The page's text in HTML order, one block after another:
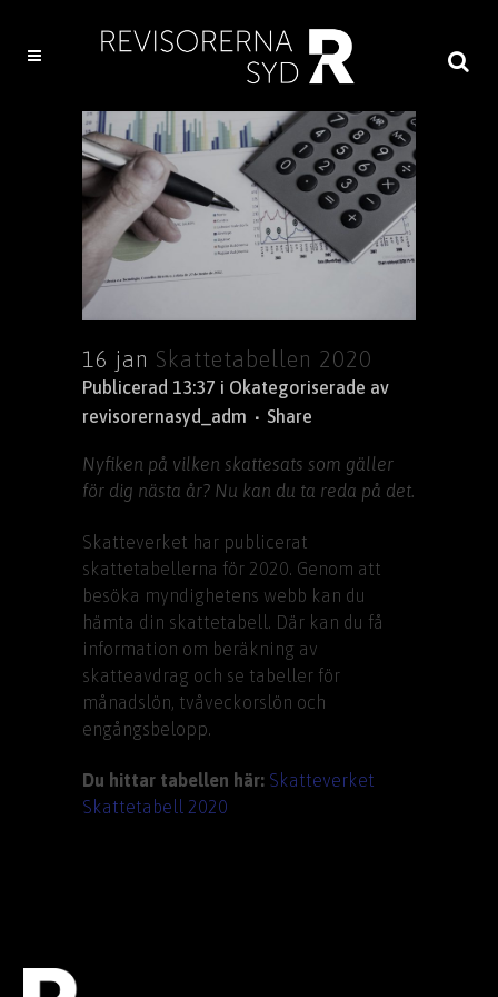
16 jan Skattetabellen 2020
Publicerad 13:37 i Okategoriserade av
revisorernasyd_adm
Share
Nyfiken på vilken skattesats som gäller
för dig nästa år? Nu kan du ta reda på det.
Skatteverket har publicerat
skattetabellerna för 2020. Genom att
besöka myndighetens webb kan du
hämta din skattetabell. Där kan du få
information om beräkning av
skatteavdrag och se tabeller för
månadslön, tvåveckorslön och
engångsbelopp.
Du hittar tabellen här: Skatteverket
Skattetabell 2020